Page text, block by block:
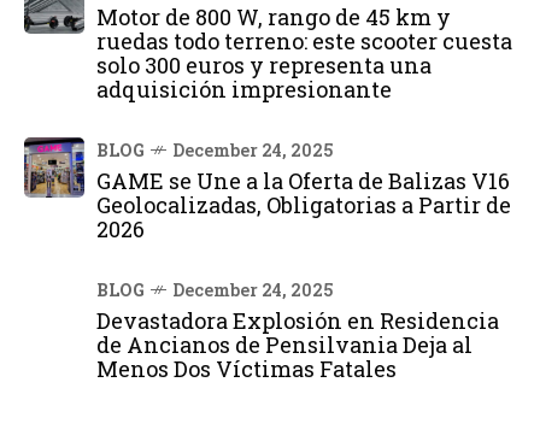
Motor de 800 W, rango de 45 km y
ruedas todo terreno: este scooter cuesta
solo 300 euros y representa una
adquisición impresionante
BLOG December 24, 2025
GAME se Une a la Oferta de Balizas V16
Geolocalizadas, Obligatorias a Partir de
2026
BLOG December 24, 2025
Devastadora Explosión en Residencia
de Ancianos de Pensilvania Deja al
Menos Dos Víctimas Fatales